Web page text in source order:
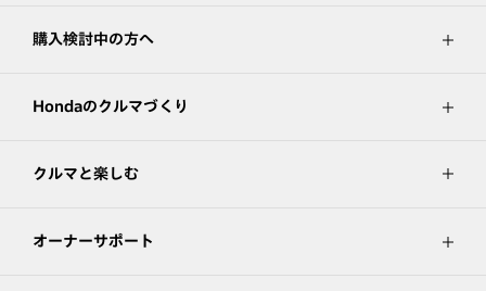
購入検討中の方へ
Hondaのクルマづくり
クルマと楽しむ
オーナーサポート